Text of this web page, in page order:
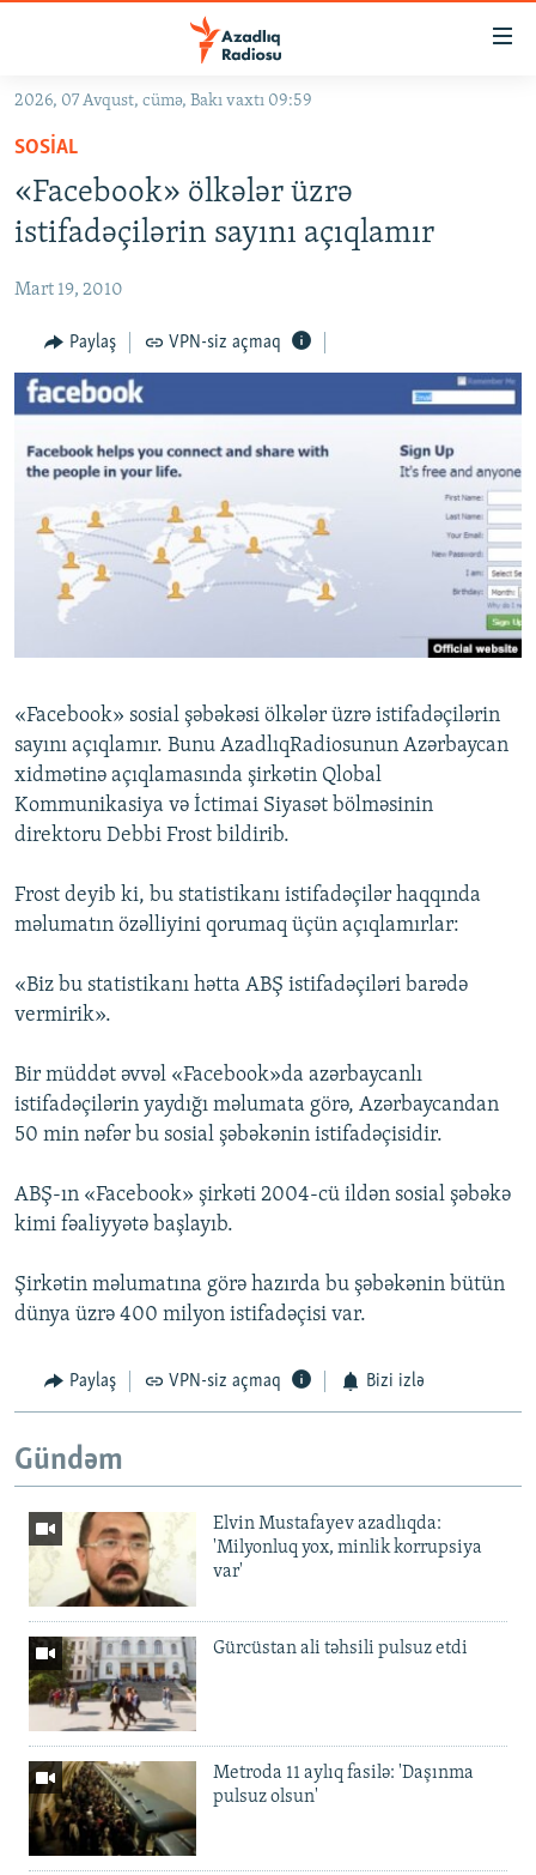
Əsas
qayıt
Əsas
naviqasiyaya
qayıt
GÜNDƏM
#İZAHLA
KORRUPSIOMETR
FƏRQƏ BAX
QANUNI DOĞRU
ARAŞDIRMA
VIDEO
FOTOQALEREYA
İNFOQRAFIKA
KARIKATURA
RADIO ARXIV
OXU ZALI
AZƏRBAYCAN ƏDƏBIYYATI KITABXANASI
İSLAM VƏ DEMOKRATIYA
HAQQIMIZDA
MISSIYAMIZ
PEŞƏ ETIKASI VƏ JURNALISTIKA STANDARTLARIMIZ
BIZIMLƏ ƏLAQƏ
XƏBƏR BÜLLETENLƏRIMIZ
BIZI IZLƏ
2026, 07 Avqust, cümə, Bakı vaxtı 09:59
SOSIAL
«Facebook» ölkələr üzrə
istifadəçilərin sayını açıqlamır
Mart 19, 2010
Paylaş VPN-siz açmaq
«Facebook» sosial şəbəkəsi ölkələr üzrə istifadəçilərin
sayını açıqlamır. Bunu AzadlıqRadiosunun Azərbaycan
xidmətinə açıqlamasında şirkətin Qlobal
Kommunikasiya və İctimai Siyasət bölməsinin
direktoru Debbi Frost bildirib.
Frost deyib ki, bu statistikanı istifadəçilər haqqında
məlumatın özəlliyini qorumaq üçün açıqlamırlar:
«Biz bu statistikanı hətta ABŞ istifadəçiləri barədə
vermirik».
Bir müddət əvvəl «Facebook»da azərbaycanlı
istifadəçilərin yaydığı məlumata görə, Azərbaycandan
50 min nəfər bu sosial şəbəkənin istifadəçisidir.
ABŞ-ın «Facebook» şirkəti 2004-cü ildən sosial şəbəkə
kimi fəaliyyətə başlayıb.
Şirkətin məlumatına görə hazırda bu şəbəkənin bütün
dünya üzrə 400 milyon istifadəçisi var.
Paylaş VPN-siz açmaq Bizi izlə
Gündəm
Elvin Mustafayev azadlıqda:
'Milyonluq yox, minlik korrupsiya
var'
Gürcüstan ali təhsili pulsuz etdi
Metroda 11 aylıq fasilə: 'Daşınma
pulsuz olsun'